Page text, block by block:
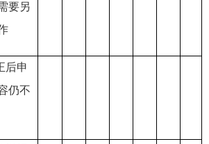
要另
后申
仍不